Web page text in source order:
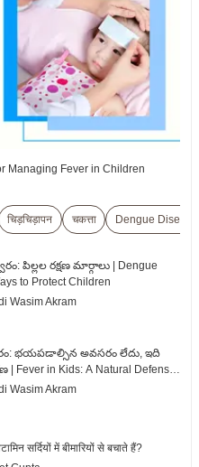
Fever in Children
चिड़चिड़ापन चकत्ता Dengue Disease
పిల్లల రక్షణ మార్గాలు | Dengue
to Protect Children
Wasim Akram
భయపడాల్సిన అవసరం లేదు, ఇది
| Fever in Kids: A Natural Defense,
Alarm
Wasim Akram
सर्दियों में बीमारियों से बचाते हैं?